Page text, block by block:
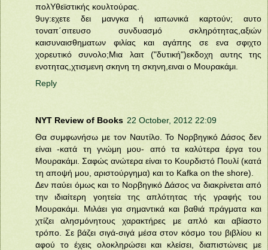
πολΥθεϊστικής κουλτούρας.
9υγ:εχετε δει μανγκα ή ιαπωνικά καρτούν; αυτο
τοναπ΄σιτευσο συνδυασμό σκληρότητας,αξιών
καισυναισθηματων φιλίας και αγάπης σε ενα σφιχτο
χορευτικό συνολο;Μια λαιτ ("δυτική")εκδοχη αυτης της
ενοτητας,χτισμενη σκηνη τη σκηνη,ειναι ο Μουρακάμι.
Reply
NYT Review of Books 22 October, 2012 22:09
Θα συμφωνήσω με τον Ναυτίλο. Το Νορβηγικό Δάσος δεν
είναι -κατά τη γνώμη μου- από τα καλύτερα έργα του
Μουρακάμι. Σαφώς ανώτερα είναι το Κουρδιστό Πουλί (κατά
τη αποψή μου, αριστούργημα) και το Kafka on the shore).
Δεν παύει όμως και το Νορβηγικό Δάσος να διακρίνεται από
την ιδιαίτερη γοητεία της απλότητας τής γραφής του
Μουρακάμι. Μιλάει για σημαντικά και βαθιά πράγματα και
χτίζει αλησμόνητους χαρακτήρες με απλό και αβίαστο
τρόπο. Σε βάζει σιγά-σιγά μέσα στον κόσμο του βιβλίου κι
αφού το έχεις ολοκληρώσει και κλείσει, διαπιστώνεις με